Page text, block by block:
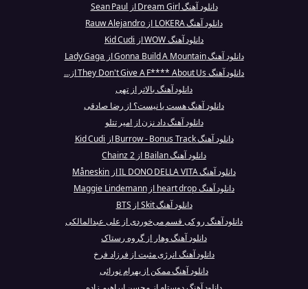
دانلود آهنگ Dream Girl از Sean Paul
دانلود آهنگ LOKERA از Rauw Alejandro
دانلود آهنگ WOW از Kid Cudi
دانلود آهنگ Gonna Build A Mountain از Lady Gaga
دانلود آهنگ They Don't Give A F**** About Us از...
دانلود آهنگ بالاتر از تهی
دانلود آهنگ هست یا نیست؟ از رضا صادقی
دانلود آهنگ داد نزن از امیر تتلو
دانلود آهنگ Burrow - Bonus Track از Kid Cudi
دانلود آهنگ Bailan از 2 Chainz
دانلود آهنگ IL DONO DELLA VITA از Måneskin
دانلود آهنگ heart drop از Maggie Lindemann
دانلود آهنگ Skit از BTS
دانلود آهنگ رو کی قسم می‌خوردی از علی عبدالمالکی
دانلود آهنگ وهار از گروه رستاک
دانلود آهنگ انرژی مثبت از فرزاد فرخ
دانلود آهنگ ممکن از بهرام نورائی